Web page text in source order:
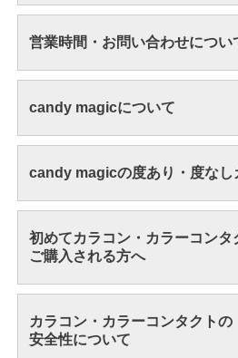
営業時間・お問い合わせについ
candy magicについて
candy magicの度あり・度なし
初めてカラコン・カラーコンタ
ご購入される方へ
カラコン・カラーコンタクトの
安全性について